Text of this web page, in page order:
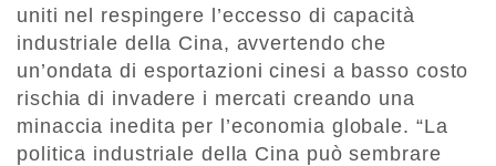
uniti nel respingere l’eccesso di capacità
industriale della Cina, avvertendo che
un’ondata di esportazioni cinesi a basso costo
rischia di invadere i mercati creando una
minaccia inedita per l’economia globale. “La
politica industriale della Cina può sembrare